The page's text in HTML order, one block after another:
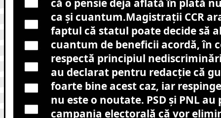
că o pensie deja aflată în plată
ca și cuantum.Magistraţii CCR
faptul că statul poate decide să
cuantum de beneficii acordă, în
respectă principiul
au declarat pentru redacție că
foarte bine acest caz, iar
nu este o noutate. PSD și PNL au
campania electorală că vor